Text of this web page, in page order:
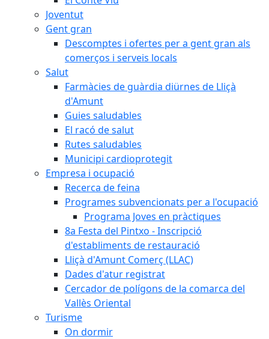
Joventut
Gent gran
Descomptes i ofertes per a gent gran als
comerços i serveis locals
Salut
Farmàcies de guàrdia diürnes de Lliçà
d'Amunt
Guies saludables
El racó de salut
Rutes saludables
Municipi cardioprotegit
Empresa i ocupació
Recerca de feina
Programes subvencionats per a l'ocupació
Programa Joves en pràctiques
8a Festa del Pintxo - Inscripció
d'establiments de restauració
Lliçà d'Amunt Comerç (LLAC)
Dades d'atur registrat
Cercador de polígons de la comarca del
Vallès Oriental
Turisme
On dormir